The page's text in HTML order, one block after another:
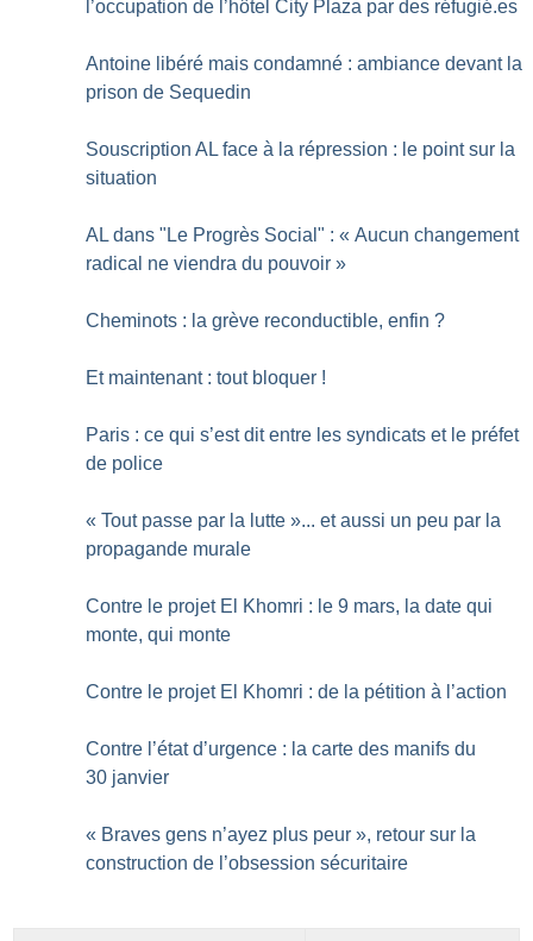
l’occupation de l’hôtel City Plaza par des réfugié.es
Antoine libéré mais condamné : ambiance devant la
prison de Sequedin
Souscription AL face à la répression : le point sur la
situation
AL dans "Le Progrès Social" : « Aucun changement
radical ne viendra du pouvoir »
Cheminots : la grève reconductible, enfin ?
Et maintenant : tout bloquer !
Paris : ce qui s’est dit entre les syndicats et le préfet
de police
« Tout passe par la lutte »... et aussi un peu par la
propagande murale
Contre le projet El Khomri : le 9 mars, la date qui
monte, qui monte
Contre le projet El Khomri : de la pétition à l’action
Contre l’état d’urgence : la carte des manifs du
30 janvier
« Braves gens n’ayez plus peur », retour sur la
construction de l’obsession sécuritaire